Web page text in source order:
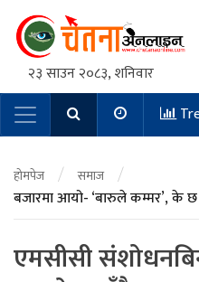
२३ साउन २०८३, शनिवार
Main
होमपेज / समाज /
बजारमा आयो- ‘बारुले कम्मर’, के
एमसीसी